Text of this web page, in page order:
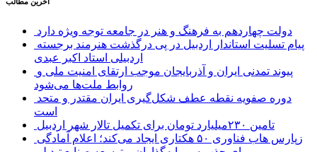
دولت چهاردهم به فرهنگ و هنر در جامعه توجه ویژه دارد
اردبیلی استاد اکبر عبدی
روابط ملت‌ها می‌شود
است
تامین ۲۳۰میلیارد تومان برای تکمیل تالار شهر اردبیل